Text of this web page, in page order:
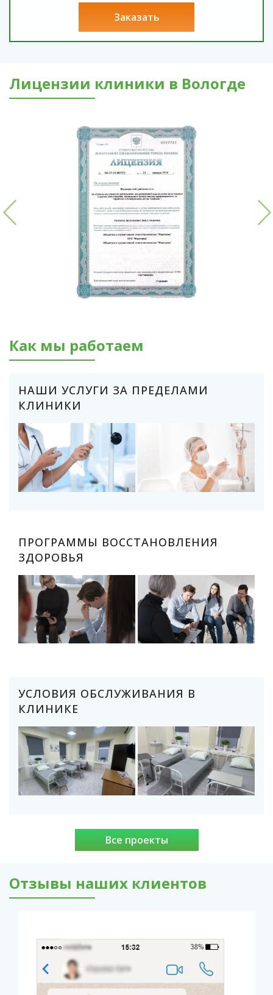
заказать
Лицензии клиники в Вологде
Как мы работаем
НАШИ УСЛУГИ ЗА ПРЕДЕЛАМИ
КЛИНИКИ
ПРОГРАММЫ ВОССТАНОВЛЕНИЯ
ЗДОРОВЬЯ
УСЛОВИЯ ОБСЛУЖИВАНИЯ В
КЛИНИКЕ
Все проекты
Отзывы наших клиентов